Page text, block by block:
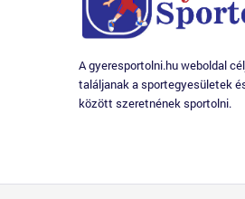
A gyeresportolni.hu weboldal
találjanak a sportegyesületek
között szeretnének sportolni.